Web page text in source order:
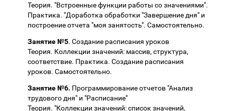
Теория. "Встроенные функции работы со значениями".
Практика. "Доработка обработки "Завершение дня" и
построение отчета "моя занятость". Самостоятельно.
Занятие №5. Создание расписания уроков
Теория. Коллекции значений: массив, структура,
соответствие. Практика. Создание расписания
уроков. Самостоятельно.
Занятие №6. Программирование отчетов "Анализ
трудового дня" и "Расписание"
Теория. "Коллекции значений: список значений,